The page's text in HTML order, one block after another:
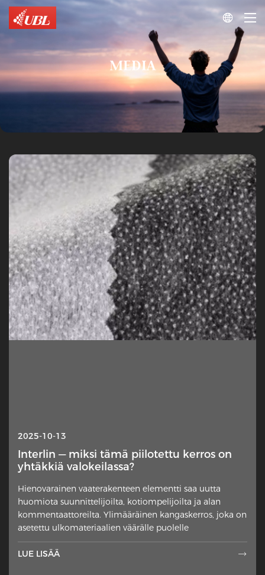

MEDIA
2025-10-13
Interlin — miksi tämä piilotettu kerros on
yhtäkkiä valokeilassa?
Hienovarainen vaaterakenteen elementti saa uutta
huomiota suunnittelijoilta, kotiompelijoilta ja alan
kommentaattoreilta. Ylimääräinen kangaskerros, joka on
asetettu ulkomateriaalien väärälle puolelle
LUE LISÄÄ 